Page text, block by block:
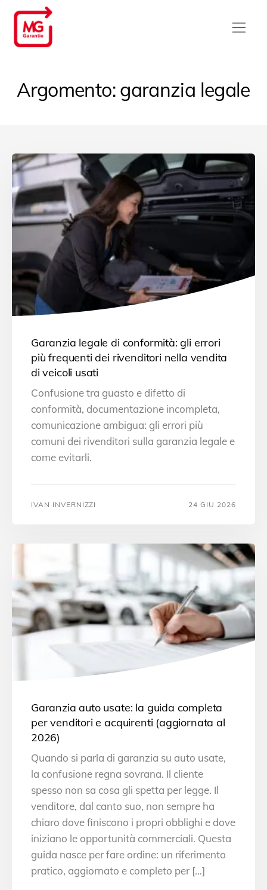
Argomento: garanzia legale
Garanzia legale di conformità: gli errori
più frequenti dei rivenditori nella vendita
di veicoli usati
Confusione tra guasto e difetto di
conformità, documentazione incompleta,
comunicazione ambigua: gli errori più
comuni dei rivenditori sulla garanzia legale e
come evitarli.
IVAN INVERNIZZI 24 GIU 2026
Garanzia auto usate: la guida completa
per venditori e acquirenti (aggiornata al
2026)
Quando si parla di garanzia su auto usate,
la confusione regna sovrana. Il cliente
spesso non sa cosa gli spetta per legge. Il
venditore, dal canto suo, non sempre ha
chiaro dove finiscono i propri obblighi e dove
iniziano le opportunità commerciali. Questa
guida nasce per fare ordine: un riferimento
pratico, aggiornato e completo per […]